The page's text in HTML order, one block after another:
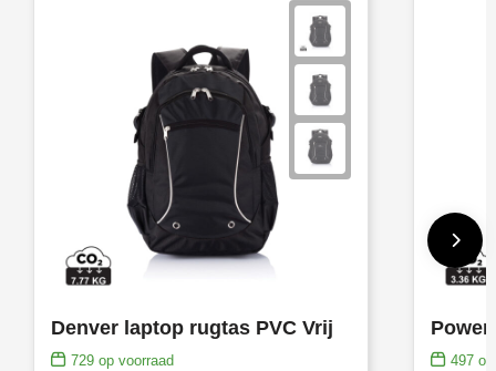
Denver laptop rugtas PVC Vrij
729op voorraad 497op